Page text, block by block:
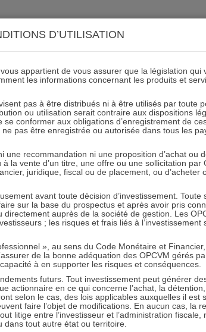
INFORMÉ
nos newsletters
D’UTILISATION
appartient de vous assurer que la législation qui
les informations concernant les produits et
pas à être distribués ni à être utilisés par toute
ou utilisation serait contraire aux dispositions
conformer aux obligations d’enregistrement de
pas être enregistrée ou autorisée dans tous les
recommandation ni une proposition d’achat ou
la vente d’un titre, une offre ou une sollicitation par
juridique, fiscal ou de placement, ou d’acheter
avant toute décision d’investissement. Toute
sur la base du prospectus et après avoir pris
auprès de la société de gestion. Les
; les risques et frais liés à l’investissement
», au sens du Code Monétaire et
de la bonne adéquation des OPCVM gérés
à en supporter les risques et conséquences.
futurs. Tout investissement peut générer
actionnaire en ce qui concerne l’achat, la
selon le cas, des lois applicables auxquelles il est
faire l’objet de modifications. En aucun cas, la
litige entre l’investisseur et l’administration fiscale,
dans tout autre état ou territoire.